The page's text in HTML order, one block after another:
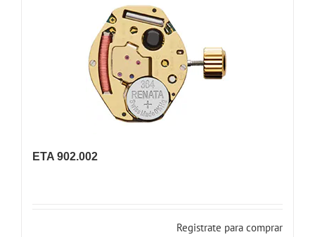
ETA 902.002
Registrate para comprar